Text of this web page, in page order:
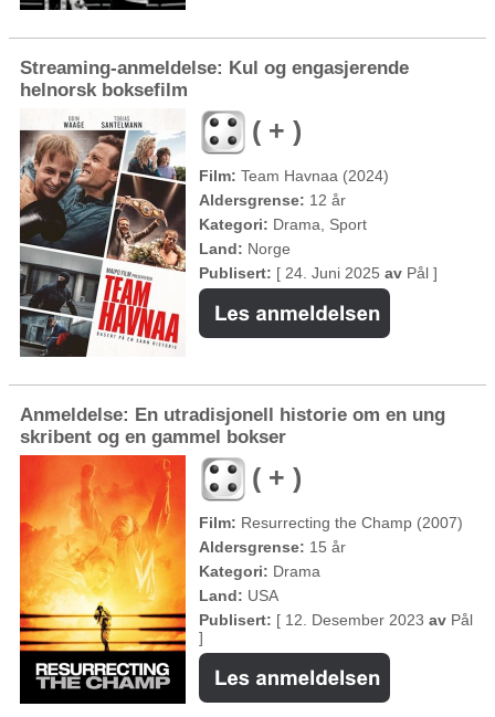
Streaming-anmeldelse: Kul og engasjerende
helnorsk boksefilm
( + )
Film: Team Havnaa (2024)
Aldersgrense: 12 år
Kategori: Drama, Sport
Land: Norge
Publisert: [ 24. Juni 2025 av Pål ]
Anmeldelse: En utradisjonell historie om en ung
skribent og en gammel bokser
( + )
Film: Resurrecting the Champ (2007)
Aldersgrense: 15 år
Kategori: Drama
Land: USA
Publisert: [ 12. Desember 2023 av Pål
]